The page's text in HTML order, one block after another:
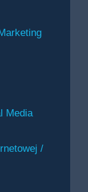
Media
/